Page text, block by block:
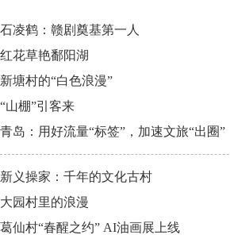
石凌鹤：赣剧奠基第一人
红花草艳鄱阳湖
新塘村的“白色浪漫”
“山棚”引客来
青岛：用好流量“标签”，加速文旅“出圈”
新义操家：千年的文化古村
大园村里的浪漫
葛仙村“春醒之约” AI油画展上线